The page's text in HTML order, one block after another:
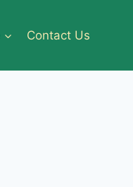
Contact Us